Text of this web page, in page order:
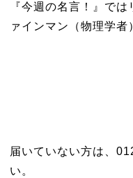
『今週の名言！』で
ァインマン（物理学者
届いていない方は、
い。